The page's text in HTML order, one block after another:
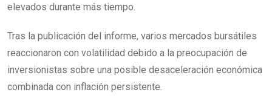
elevados durante más tiempo.
Tras la publicación del informe, varios mercados bursátiles
reaccionaron con volatilidad debido a la preocupación de
inversionistas sobre una posible desaceleración económica
combinada con inflación persistente.